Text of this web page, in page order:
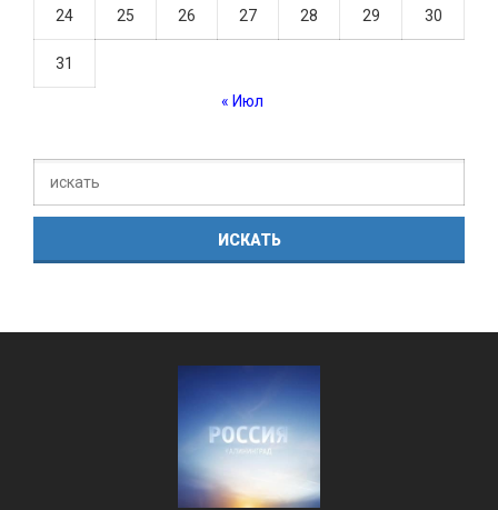
24 25 26 27 28 29 30
31
« Июл